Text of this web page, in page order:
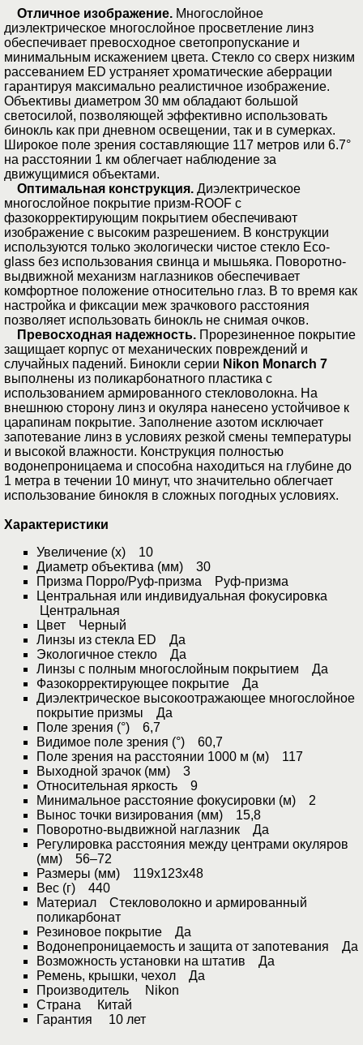
Отличное изображение. Многослойное
диэлектрическое многослойное просветление линз
обеспечивает превосходное светопропускание и
минимальным искажением цвета. Стекло со сверх низким
рассеванием ED устраняет хроматические аберрации
гарантируя максимально реалистичное изображение.
Объективы диаметром 30 мм обладают большой
светосилой, позволяющей эффективно использовать
бинокль как при дневном освещении, так и в сумерках.
Широкое поле зрения составляющие 117 метров или 6.7°
на расстоянии 1 км облегчает наблюдение за
движущимися объектами.
Оптимальная конструкция. Диэлектрическое
многослойное покрытие призм-ROOF с
фазокорректирующим покрытием обеспечивают
изображение с высоким разрешением. В конструкции
используются только экологически чистое стекло Eco-
glass без использования свинца и мышьяка. Поворотно-
выдвижной механизм наглазников обеспечивает
комфортное положение относительно глаз. В то время как
настройка и фиксации меж зрачкового расстояния
позволяет использовать бинокль не снимая очков.
Превосходная надежность. Прорезиненное покрытие
защищает корпус от механических повреждений и
случайных падений. Бинокли серии Nikon Monarch 7
выполнены из поликарбонатного пластика с
использованием армированного стекловолокна. На
внешнюю сторону линз и окуляра нанесено устойчивое к
царапинам покрытие. Заполнение азотом исключает
запотевание линз в условиях резкой смены температуры
и высокой влажности. Конструкция полностью
водонепроницаема и способна находиться на глубине до
1 метра в течении 10 минут, что значительно облегчает
использование бинокля в сложных погодных условиях.
Характеристики
Увеличение (x) 10
Диаметр объектива (мм) 30
Призма Порро/Руф-призма Руф-призма
Центральная или индивидуальная фокусировка
Центральная
Цвет Черный
Линзы из стекла ED Да
Экологичное стекло Да
Линзы с полным многослойным покрытием Да
Фазокорректирующее покрытие Да
Диэлектрическое высокоотражающее многослойное
покрытие призмы Да
Поле зрения (°) 6,7
Видимое поле зрения (°) 60,7
Поле зрения на расстоянии 1000 м (м) 117
Выходной зрачок (мм) 3
Относительная яркость 9
Минимальное расстояние фокусировки (м) 2
Вынос точки визирования (мм) 15,8
Поворотно-выдвижной наглазник Да
Регулировка расстояния между центрами окуляров
(мм) 56–72
Размеры (мм) 119x123x48
Вес (г) 440
Материал Стекловолокно и армированный
поликарбонат
Резиновое покрытие Да
Водонепроницаемость и защита от запотевания Да
Возможность установки на штатив Да
Ремень, крышки, чехол Да
Производитель Nikon
Страна Китай
Гарантия 10 лет